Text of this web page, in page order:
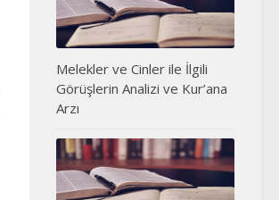
Melekler ve Cinler ile İlgili
Görüşlerin Analizi ve Kur’ana
Arzı